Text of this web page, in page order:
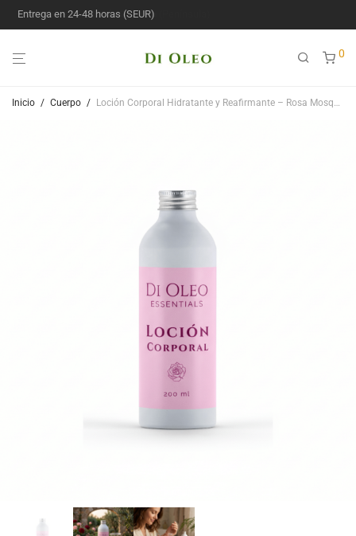
Entrega en 24-48 horas (SEUR)
0
Inicio / Cuerpo / Loción Corporal Hidratante y Reafirmante – Rosa Mosqueta